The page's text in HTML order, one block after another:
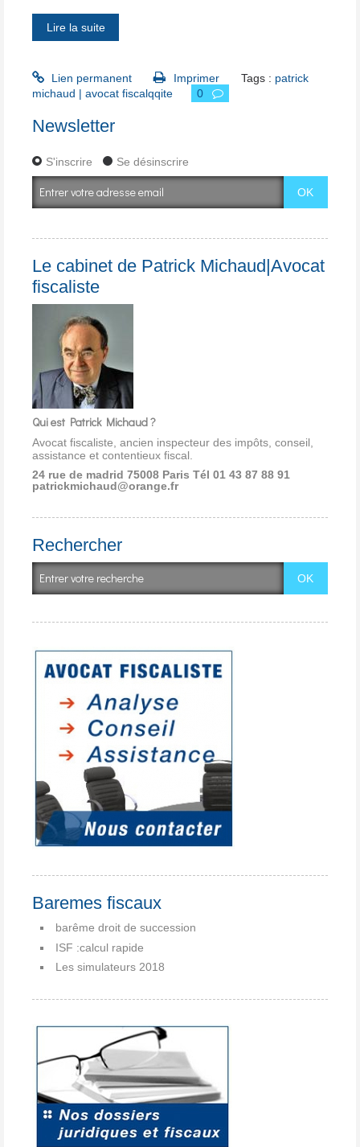
Lire la suite
Lien permanent Imprimer Tags : patrick
michaud | avocat fiscalqqite
0
Newsletter
S'inscrire Se désinscrire
Le cabinet de Patrick Michaud|Avocat
fiscaliste
Qui est Patrick Michaud ?
Avocat fiscaliste, ancien inspecteur des impôts, conseil,
assistance et contentieux fiscal.
24 rue de madrid 75008 Paris Tél 01 43 87 88 91
patrickmichaud@orange.fr
Rechercher
Baremes fiscaux
barême droit de succession
ISF :calcul rapide
Les simulateurs 2018